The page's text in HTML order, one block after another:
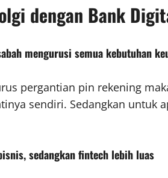
dengan Bank
mengurusi semua kebutuhan
pergantian pin rekening
sendiri. Sedangkan
sedangkan fintech lebih luas